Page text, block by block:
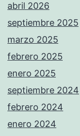
abril 2026
septiembre 2025
marzo 2025
febrero 2025
enero 2025
septiembre 2024
febrero 2024
enero 2024